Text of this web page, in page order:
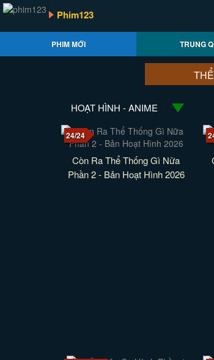
Phim123
PHIM MỚI TRUNG
HOẠT HÌNH - ANIME
24/24
Còn Ra Thể Thống Gì Nữa
Phần 2 - Bản Hoạt Hình 2026